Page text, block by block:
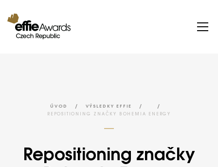
ÚVOD / VÝSLEDKY EFFIE / /
REPOSITIONING ZNAČKY BOHEMIA ENERGY
Repositioning značky